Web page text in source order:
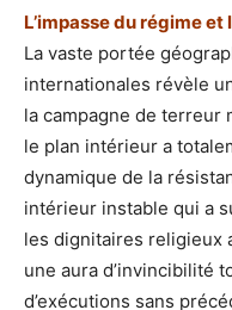
L’impasse du régime
La vaste portée
internationales révèle
la campagne de terreur
le plan intérieur a
dynamique de la
intérieur instable qui a
les dignitaires religieux
une aura d’invincibilité
d’exécutions sans